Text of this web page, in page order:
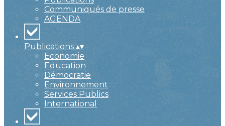
Communiqués de presse
AGENDA
Publications▴▾
Economie
Education
Démocratie
Environnement
Services Publics
International